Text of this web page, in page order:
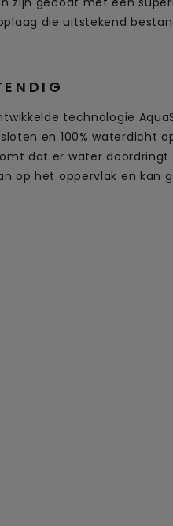
die uitstekend
technologie
en 100% waterdicht
dat er water doordringt
op het oppervlak en kan